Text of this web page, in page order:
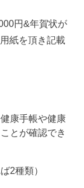
円&年賀状が
紙を頂き記載
康手帳や健康
とが確認でき
2種類）